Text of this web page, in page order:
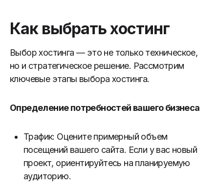
Как выбрать хостинг
Выбор хостинга — это не только техническое,
но и стратегическое решение. Рассмотрим
ключевые этапы выбора хостинга.
Определение потребностей вашего бизнеса
Трафик: Оцените примерный объем
посещений вашего сайта. Если у вас новый
проект, ориентируйтесь на планируемую
аудиторию.